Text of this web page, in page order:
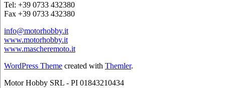
Tel: +39 0733 432380
Fax +39 0733 432380
info@motorhobby.it
www.motorhobby.it
www.mascheremoto.it
WordPress Theme created with Themler.
Motor Hobby SRL - PI 01843210434